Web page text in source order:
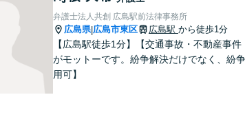
弁護士法人共創 広島駅前法律事務所
広島県|広島市東区 広島駅 から徒歩1分
【広島駅徒歩1分】【交通事故・不動産事
がモットーです。紛争解決だけでなく、紛
用可】